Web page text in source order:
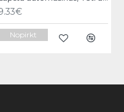
Nopirkt